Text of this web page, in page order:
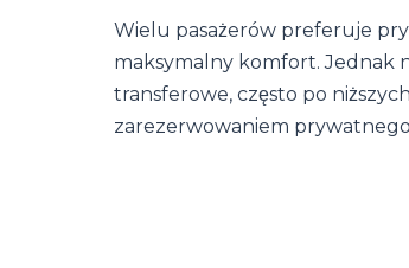
Wielu pasażerów preferuje
maksymalny komfort. Jednak
transferowe, często po
zarezerwowaniem